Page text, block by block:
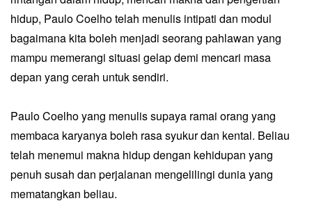
hidup, Paulo Coelho telah menulis intipati dan modul
bagaimana kita boleh menjadi seorang pahlawan yang
mampu memerangi situasi gelap demi mencari masa
depan yang cerah untuk sendiri.
Paulo Coelho yang menulis supaya ramai orang yang
membaca karyanya boleh rasa syukur dan kental. Beliau
telah menemui makna hidup dengan kehidupan yang
penuh susah dan perjalanan mengelilingi dunia yang
mematangkan beliau.